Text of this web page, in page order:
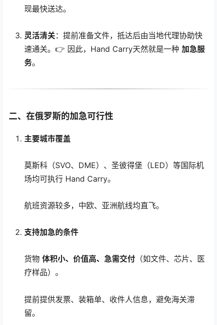
现最快送达。
灵活清关 ：提前准备文件，抵达后由当地代理协助快
速通关。👉 因此，Hand Carry天然就是一种 加急服
务。
二、在俄罗斯的加急可行性
主要城市覆盖
莫斯科（SVO、DME）、圣彼得堡（LED）等国际机
场均可执行 Hand Carry。
航班资源较多，中欧、亚洲航线均直飞。
支持加急的条件
货物 体积小、价值高、急需交付 （如文件、芯片、医
疗样品）。
提前提供发票、装箱单、收件人信息，避免海关滞
留。